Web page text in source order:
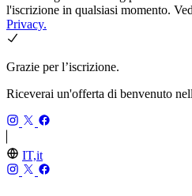
l'iscrizione in qualsiasi momento.
Privacy.
Grazie per l’iscrizione.
Riceverai un'offerta di benvenuto
IT,it